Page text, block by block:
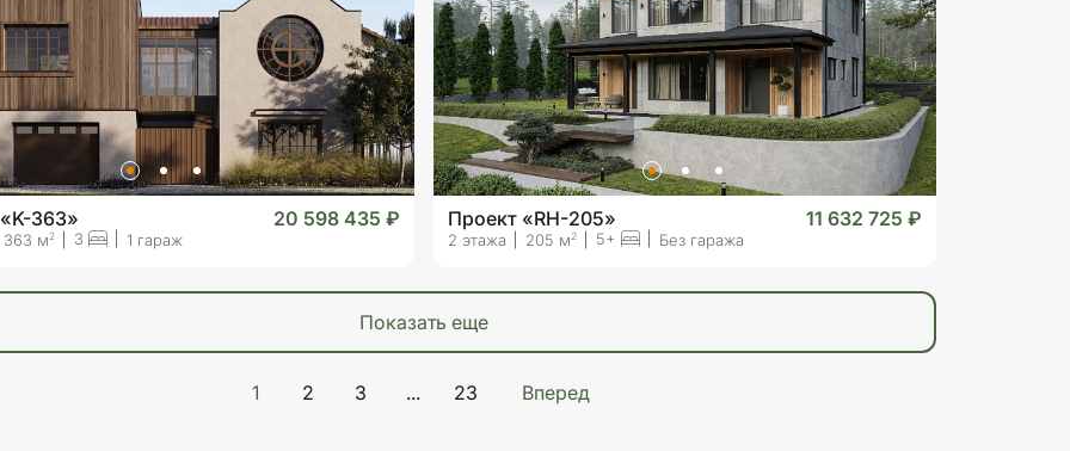
363» 20 598 435 ₽
363 м2 3 1 гараж
Проект «RH-205» 11 632 725 ₽
2 этажа 205 м2 5+ Без гаража
показать еще
1 2 3 ... 23 Вперед